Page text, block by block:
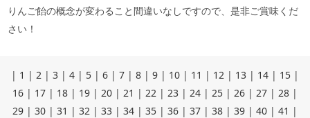
りんご飴の概念が変わること間違いなしですので、是非ご賞味くだ
さい！
| 1 | 2 | 3 | 4 | 5 | 6 | 7 | 8 | 9 | 10 | 11 | 12 | 13 | 14 | 15 |
16 | 17 | 18 | 19 | 20 | 21 | 22 | 23 | 24 | 25 | 26 | 27 | 28 |
29 | 30 | 31 | 32 | 33 | 34 | 35 | 36 | 37 | 38 | 39 | 40 | 41 |